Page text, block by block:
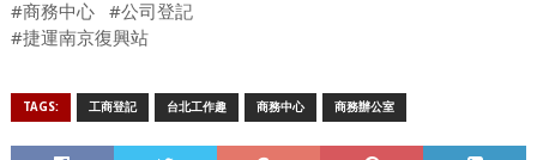
#商務中心 #公司登記
#捷運南京復興站
TAGS: 工商登記 台北工作趣 商務中心 商務辦公室